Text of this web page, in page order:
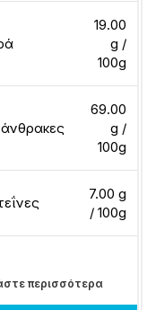
19.00
g /
100g
69.00
g /
100g
7.00 g
/ 100g
περισσότερα